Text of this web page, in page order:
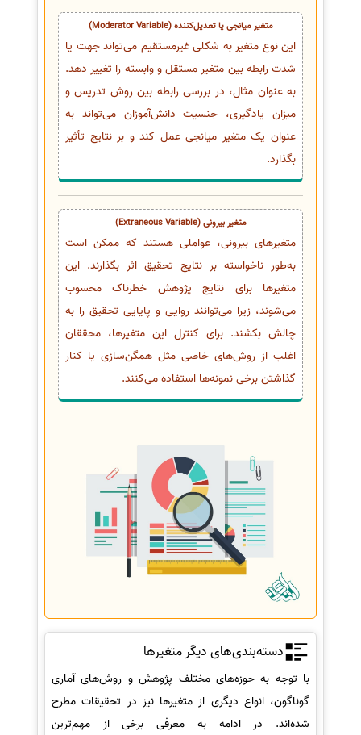
متغیر میانجی یا تعدیل‌کننده (Moderator Variable)
این نوع متغیر به شکلی غیرمستقیم می‌تواند جهت یا
شدت رابطه بین متغیر مستقل و وابسته را تغییر دهد.
به عنوان مثال، در بررسی رابطه بین روش تدریس و
میزان یادگیری، جنسیت دانش‌آموزان می‌تواند به
عنوان یک متغیر میانجی عمل کند و بر نتایج تأثیر
بگذارد.
متغیر بیرونی (Extraneous Variable)
متغیرهای بیرونی، عواملی هستند که ممکن است
به‌طور ناخواسته بر نتایج تحقیق اثر بگذارند. این
متغیرها برای نتایج پژوهش خطرناک محسوب
می‌شوند، زیرا می‌توانند روایی و پایایی تحقیق را به
چالش بکشند. برای کنترل این متغیرها، محققان
اغلب از روش‌های خاصی مثل همگن‌سازی یا کنار
گذاشتن برخی نمونه‌ها استفاده می‌کنند.
دسته‌بندی‌های دیگر متغیرها
با توجه به حوزه‌های مختلف پژوهش و روش‌های آماری
گوناگون، انواع دیگری از متغیرها نیز در تحقیقات مطرح
شده‌اند. در ادامه به معرفی برخی از مهم‌ترین